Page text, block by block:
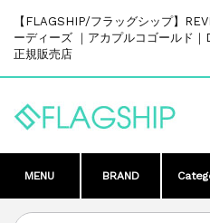
【FLAGSHIP/フラッグシップ】
ーディーズ ｜アカプルコゴールド
正規販売店
MENU BRAND